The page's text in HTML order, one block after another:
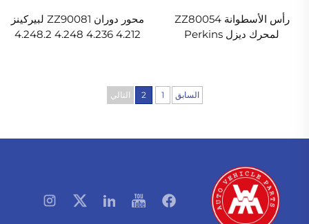
رأس الأسطوانة ZZ80054
لمحرك ديزل Perkins
محور دوران ZZ90081 لبيركينز
4.212 4.236 4.248 4.248.2
السابق 1
2 التالي